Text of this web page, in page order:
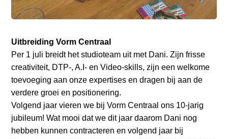
a
c
o
n
t
e
n
t
Uitbreiding Vorm Centraal
Per 1 juli breidt het studioteam uit met Dani. Zijn frisse
creativiteit, DTP-, A.I- en Video-skills, zijn een welkome
toevoeging aan onze expertises en dragen bij aan de
verdere groei en positionering.
Volgend jaar vieren we bij Vorm Centraal ons 10-jarig
jubileum! Wat mooi dat we dit jaar daarom Dani nog
hebben kunnen contracteren en volgend jaar bij